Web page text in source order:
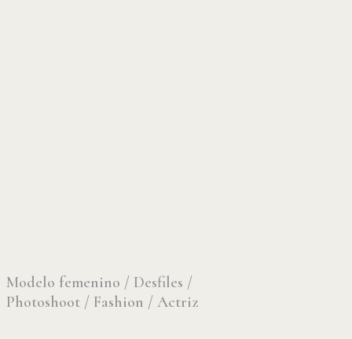
Modelo femenino / Desfiles /
Photoshoot / Fashion / Actriz